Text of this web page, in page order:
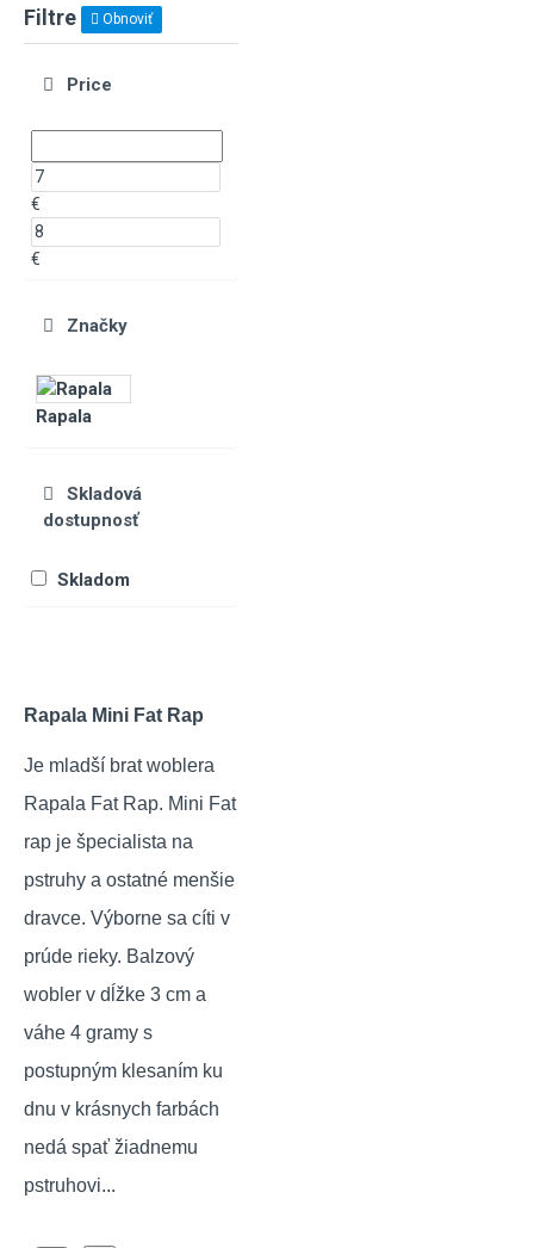
Filtre Obnoviť
Price
€
€
Značky
Rapala
Skladová
dostupnosť
Skladom
Rapala Mini Fat Rap
Je mladší brat woblera
Rapala Fat Rap. Mini Fat
rap je špecialista na
pstruhy a ostatné menšie
dravce. Výborne sa cíti v
prúde rieky. Balzový
wobler v dĺžke 3 cm a
váhe 4 gramy s
postupným klesaním ku
dnu v krásnych farbách
nedá spať žiadnemu
pstruhovi...